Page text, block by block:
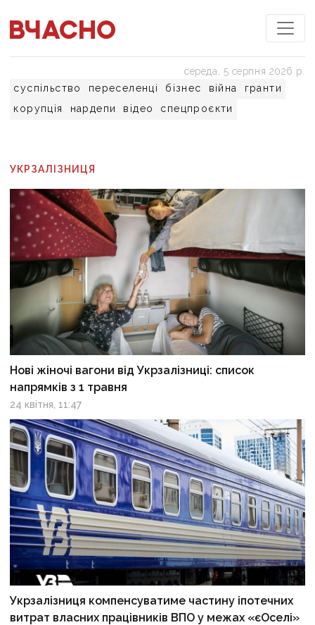
суспільство переселенці бізнес війна
гранти
корупція
нардепи відео спецпроєкти
середа, 5 серпня 2026 р.
УКРЗАЛІЗНИЦЯ
Нові жіночі вагони від Укрзалізниці: список
напрямків з 1 травня
24 квітня, 11:47
Укрзалізниця компенсуватиме частину іпотечних
витрат власних працівників ВПО у межах «єОселі»